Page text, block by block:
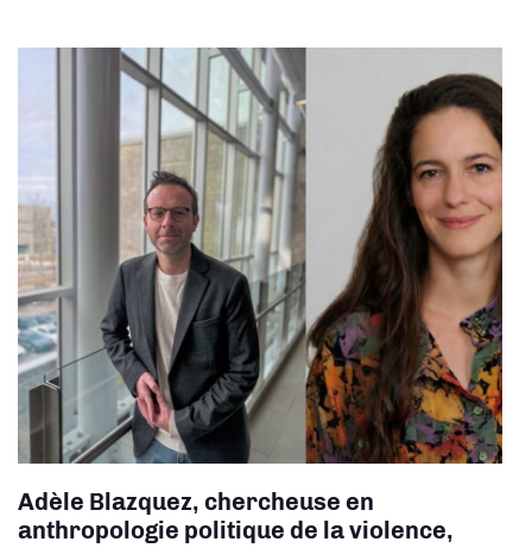
Adèle Blazquez, chercheuse en
anthropologie politique de la violence,